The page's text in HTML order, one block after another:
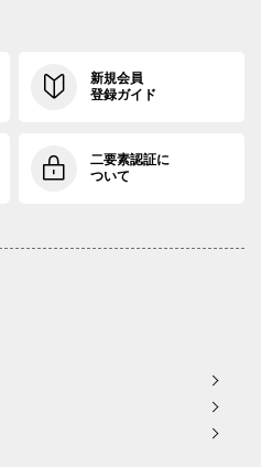
新規会員
登録ガイド
二要素認証に
ついて